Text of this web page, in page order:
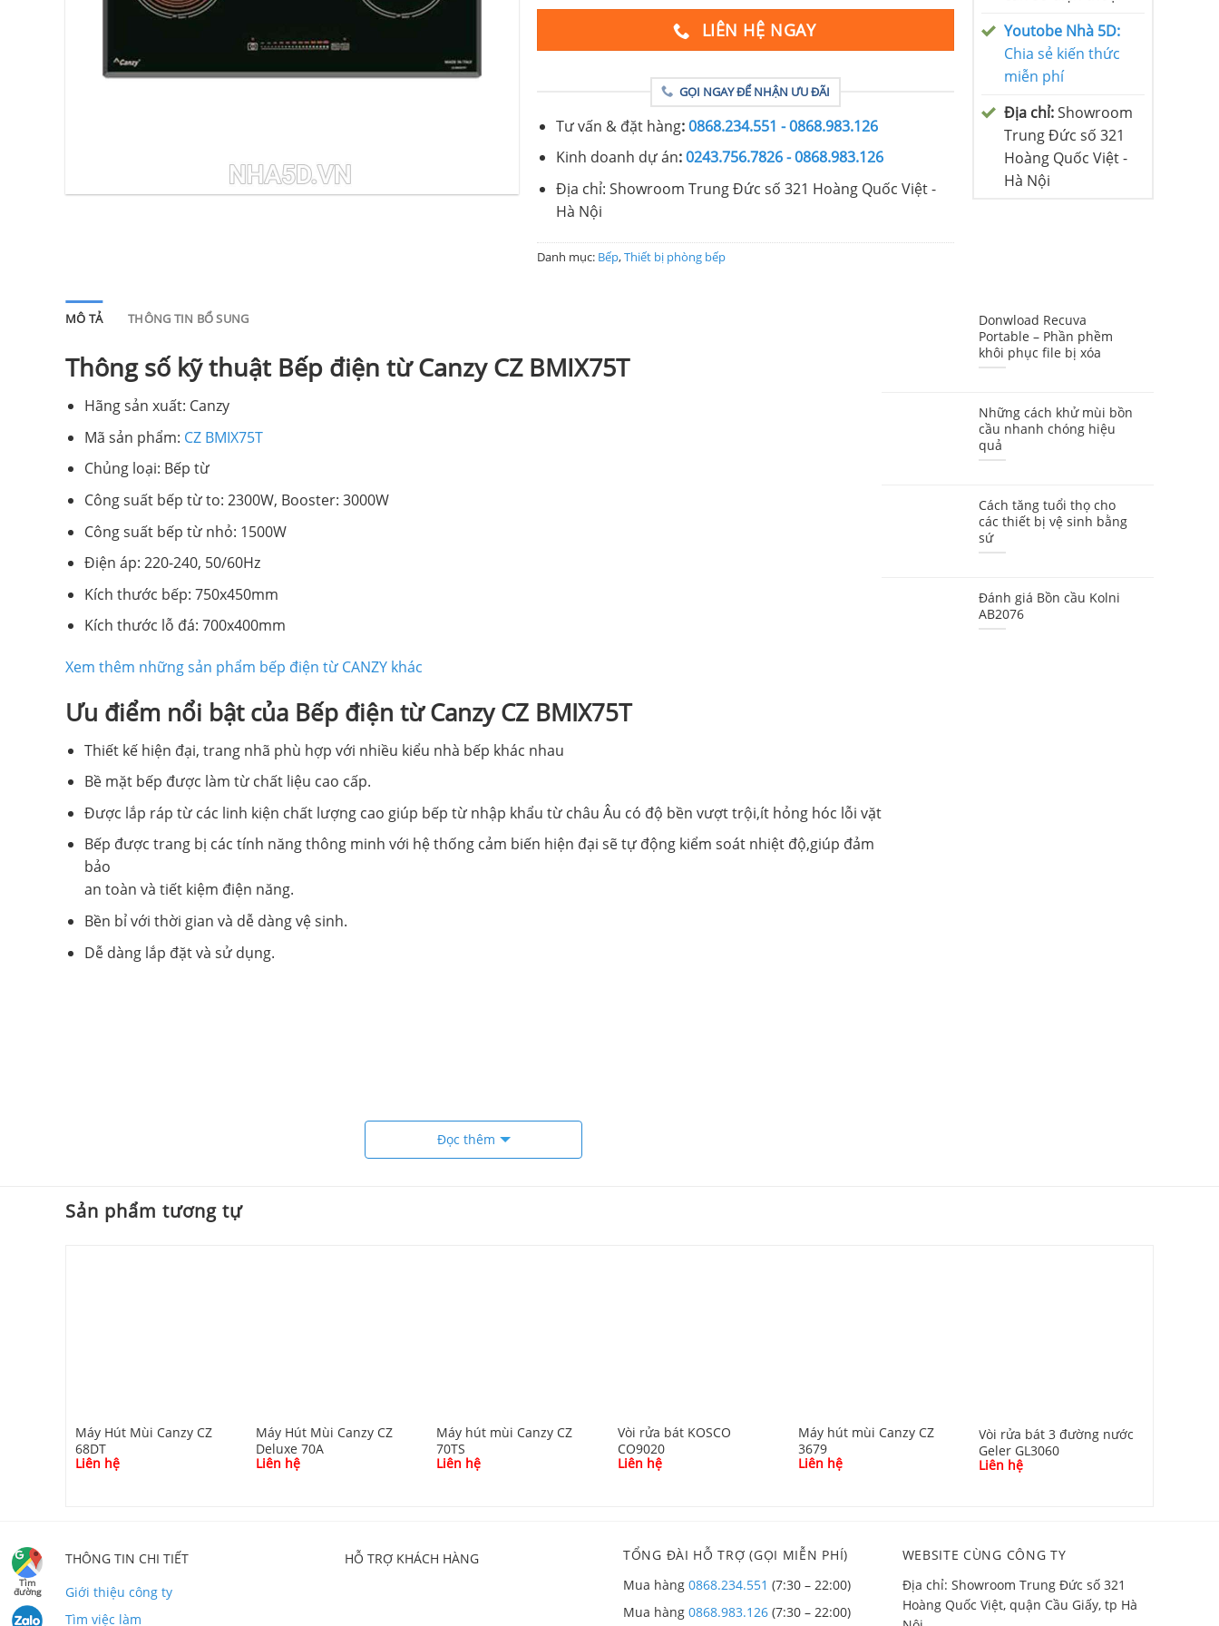
LIÊN HỆ NGAY
GỌI NGAY ĐỂ NHẬN ƯU ĐÃI
Tư vấn & đặt hàng:0868.234.551 - 0868.983.126
Kinh doanh dự án:0243.756.7826 - 0868.983.126
Địa chỉ: Showroom Trung Đức số 321 Hoàng Quốc Việt -
Hà Nội
Danh mục: Bếp,Thiết bị phòng bếp
Youtobe Nhà 5D:
Chia sẻ kiến thức
miễn phí
Địa chỉ:Showroom
Trung Đức số 321
Hoàng Quốc Việt -
Hà Nội
MÔ TẢ THÔNG TIN BỔ SUNG
Thông số kỹ thuật Bếp điện từ Canzy CZ BMIX75T
Hãng sản xuất: Canzy
Mã sản phẩm: CZ BMIX75T
Chủng loại: Bếp từ
Công suất bếp từ to: 2300W, Booster: 3000W
Công suất bếp từ nhỏ: 1500W
Điện áp: 220-240, 50/60Hz
Kích thước bếp: 750x450mm
Kích thước lỗ đá: 700x400mm
Xem thêm những sản phẩm bếp điện từ CANZY khác
Ưu điểm nổi bật của Bếp điện từ Canzy CZ BMIX75T
Thiết kế hiện đại, trang nhã phù hợp với nhiều kiểu nhà bếp khác nhau
Bề mặt bếp được làm từ chất liệu cao cấp.
Được lắp ráp từ các linh kiện chất lượng cao giúp bếp từ nhập khẩu từ châu Âu có độ bền vượt trội,ít hỏng hóc lỗi vặt
Bếp được trang bị các tính năng thông minh với hệ thống cảm biến hiện đại sẽ tự động kiểm soát nhiệt độ,giúp đảm
bảo
an toàn và tiết kiệm điện năng.
Bền bỉ với thời gian và dễ dàng vệ sinh.
Dễ dàng lắp đặt và sử dụng.
Đọc thêm
Donwload Recuva
Portable – Phần phềm
khôi phục file bị xóa
Những cách khử mùi bồn
cầu nhanh chóng hiệu
quả
Cách tăng tuổi thọ cho
các thiết bị vệ sinh bằng
sứ
Đánh giá Bồn cầu Kolni
AB2076
Sản phẩm tương tự
Máy Hút Mùi Canzy CZ
68DT
Liên hệ
Máy Hút Mùi Canzy CZ
Deluxe 70A
Liên hệ
Máy hút mùi Canzy CZ
70TS
Liên hệ
Vòi rửa bát KOSCO
CO9020
Liên hệ
Máy hút mùi Canzy CZ
3679
Liên hệ
Vòi rửa bát 3 đường nước
Geler GL3060
Liên hệ
THÔNG TIN CHI TIẾT
Giới thiệu công ty
Tìm việc làm
HỖ TRỢ KHÁCH HÀNG
TỔNG ĐÀI HỖ TRỢ (GỌI MIỄN PHÍ)
Mua hàng 0868.234.551 (7:30 – 22:00)
Mua hàng 0868.983.126 (7:30 – 22:00)
WEBSITE CÙNG CÔNG TY
Địa chỉ: Showroom Trung Đức số 321
Hoàng Quốc Việt, quận Cầu Giấy, tp Hà
Tìm
đường